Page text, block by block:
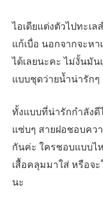
ไอเดียแต่งตัวไปทะเ
แก้เบื่อ นอกจากจะห
ได้เลยนะคะ ไม่งั้นมั
แบบชุดว่ายน้ำน่ารักๆ
ทั้งแบบที่น่ารักกำลังดี
แซ่บๆ สายฝอชอบคว
กันค่ะ ใครชอบแบบไ
เสื้อคลุมมาใส่ หรือจ
นะ